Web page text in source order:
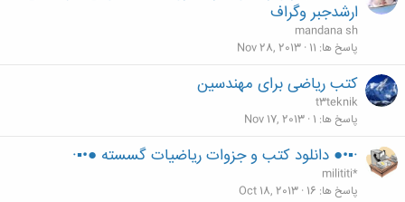
ارشدجبر وگراف
mandana sh
پاسخ ها 11
Nov 28, 2013
کتب ریاضی برای مهندسین
t3teknik
پاسخ ها 1
Nov 17, 2013
·▪•● دانلود کتب و جزوات ریاضیات گسسته ●•▪·
milititi*
پاسخ ها 16
Oct 18, 2013